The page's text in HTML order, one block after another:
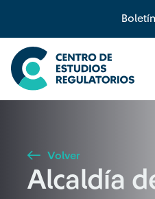
Búsqueda
Seleccione país
Buscar
Volver
Alcaldía